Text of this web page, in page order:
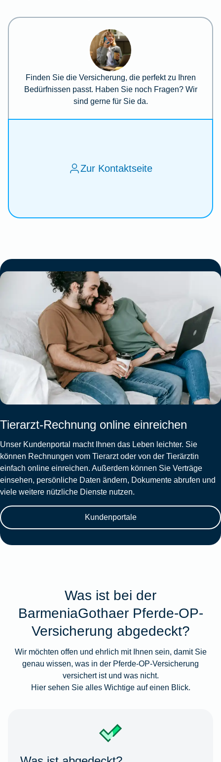
Finden Sie die Versicherung, die perfekt zu Ihren
Bedürfnissen passt. Haben Sie noch Fragen? Wir
sind gerne für Sie da.
Zur Kontaktseite
Tierarzt-Rechnung online einreichen
Unser Kundenportal macht Ihnen das Leben leichter. Sie
können Rechnungen vom Tierarzt oder von der Tierärztin
einfach online einreichen. Außerdem können Sie Verträge
einsehen, persönliche Daten ändern, Dokumente abrufen und
viele weitere nützliche Dienste nutzen.
Kundenportale
Was ist bei der
BarmeniaGothaer Pferde-OP-
Versicherung abgedeckt?
Wir möchten offen und ehrlich mit Ihnen sein, damit Sie
genau wissen, was in der Pferde-OP-Versicherung
versichert ist und was nicht.
Hier sehen Sie alles Wichtige auf einen Blick.